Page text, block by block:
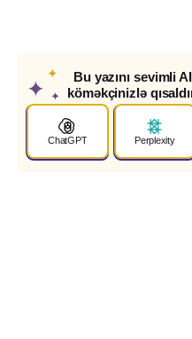
✦
✦
✦
Bu yazını sevimli AI
köməkçinizlə
ChatGPT Perplexity